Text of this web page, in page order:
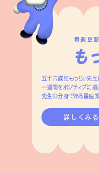
毎週更新
五十六謀星もっちぃ先生
一週間をポジティブに過
先生の分身である星座案
詳しくみる